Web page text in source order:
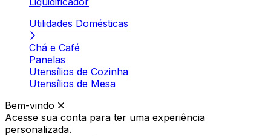
Utilidades Domésticas
Chá e Café
Panelas
Utensílios de Cozinha
Utensílios de Mesa
Bem-vindo
Acesse sua conta para ter uma experiência
personalizada.